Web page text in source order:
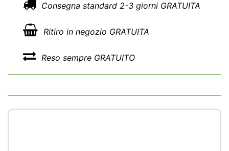
Consegna standard 2-3 giorni GRATUITA
Ritiro in negozio GRATUITA
Reso sempre GRATUITO